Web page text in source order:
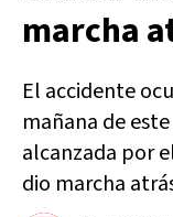
marcha
El accidente
mañana de
alcanzada por
dio marcha